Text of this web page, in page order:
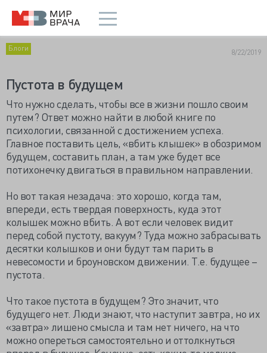
Блоги 8/22/2019
Пустота в будущем
Что нужно сделать, чтобы все в жизни пошло своим
путем? Ответ можно найти в любой книге по
психологии, связанной с достижением успеха.
Главное поставить цель, «вбить клышек» в обозримом
будущем, составить план, а там уже будет все
потихонечку двигаться в правильном направлении.
Но вот такая незадача: это хорошо, когда там,
впереди, есть твердая поверхность, куда этот
колышек можно вбить. А вот если человек видит
перед собой пустоту, вакуум? Туда можно забрасывать
десятки колышков и они будут там парить в
невесомости и броуновском движении. Т.е. будущее –
пустота.
Что такое пустота в будущем? Это значит, что
будущего нет. Люди знают, что наступит завтра, но их
«завтра» лишено смысла и там нет ничего, на что
можно опереться самостоятельно и оттолкнуться